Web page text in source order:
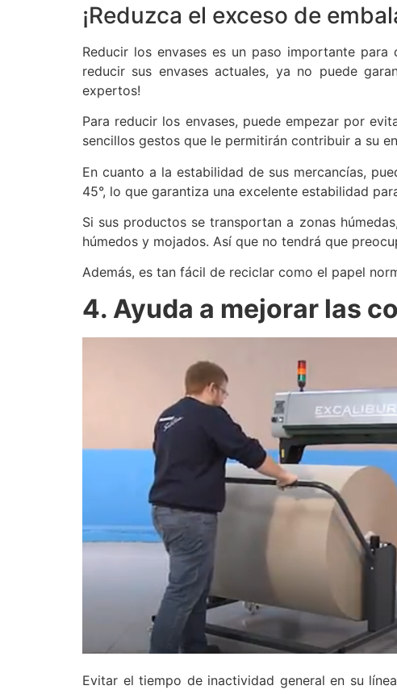
¡Reduzca el exceso de
Reducir los envases es un paso importante
reducir sus envases actuales, ya no puede
expertos!
Para reducir los envases, puede empezar por
sencillos gestos que le permitirán contribuir a su
En cuanto a la estabilidad de sus mercancías,
45°, lo que garantiza una excelente estabilidad
Si sus productos se transportan a zonas
húmedos y mojados. Así que no tendrá que
Además, es tan fácil de reciclar como el papel
4. Ayuda a mejorar las
Evitar el tiempo de inactividad general en su